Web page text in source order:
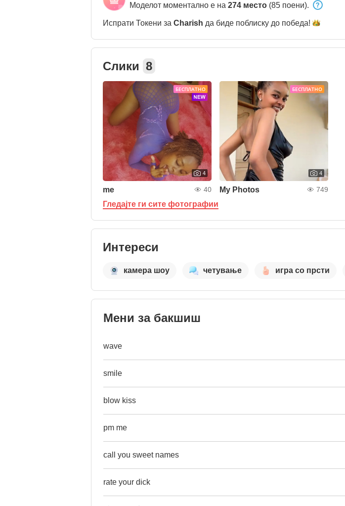
Моделот моментално е на 274 место (85 поени).
Испрати Токени за Charish да биде поблиску до победа!
Слики 8
БЕСПЛАТНО
4
me 40
БЕСПЛАТНО
4
My Photos 749
Гледајте ги сите фотографии
Интереси
камера шоу четување игра со прсти
Мени за бакшиш
wave
smile
blow kiss
pm me
call you sweet names
rate your dick